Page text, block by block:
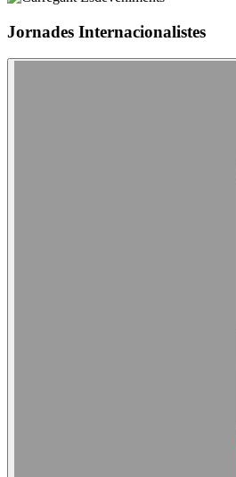
Jornades Internacionalistes